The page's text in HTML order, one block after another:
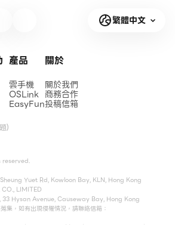
繁體中文
)
產品
雲手機
OSLink
EasyFun
關於
關於我們
商務合作
投稿信箱
reserved.
Yuet Rd, Kowloon Bay, KLN, Hong Kong
LIMITED
33 Hysan Avenue, Causeway Bay, Hong Kong
集，如有出現侵權情況，請聯絡信箱：